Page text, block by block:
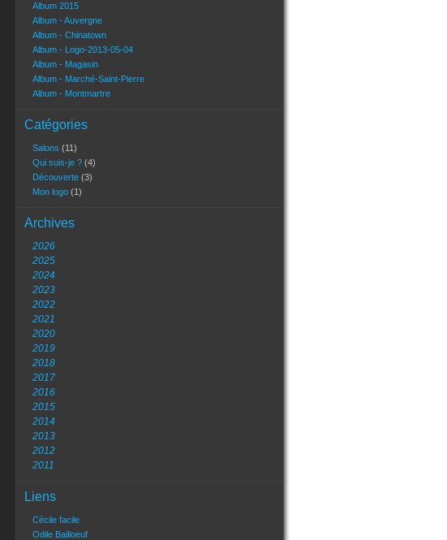
Album 2015
Album - Auvergne
Album - Chinatown
Album - Logo-2013-05-04
Album - Magasin
Album - Marché-Saint-Pierre
Album - Montmartre
Catégories
Salons (11)
Qui suis-je ? (4)
Découverte (3)
Mon logo (1)
Archives
2026
2025
2024
2023
2022
2021
2020
2019
2018
2017
2016
2015
2014
2013
2012
2011
Liens
Cécile facile
Odile Bailloeuf